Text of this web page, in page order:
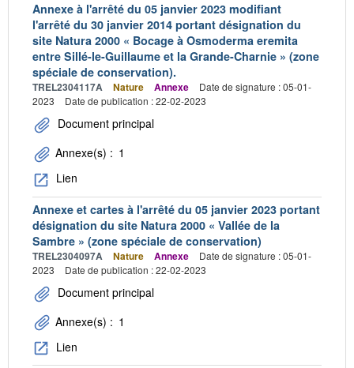
Annexe à l'arrêté du 05 janvier 2023 modifiant
l'arrêté du 30 janvier 2014 portant désignation du
site Natura 2000 « Bocage à Osmoderma eremita
entre Sillé-le-Guillaume et la Grande-Charnie » (zone
spéciale de conservation).
TREL2304117A Nature Annexe
Date de signature : 05-01-
2023
Date de publication : 22-02-2023
Document principal
Annexe(s) : 1
Lien
Annexe et cartes à l'arrêté du 05 janvier 2023 portant
désignation du site Natura 2000 « Vallée de la
Sambre » (zone spéciale de conservation)
TREL2304097A Nature Annexe
Date de signature : 05-01-
2023
Date de publication : 22-02-2023
Document principal
Annexe(s) : 1
Lien